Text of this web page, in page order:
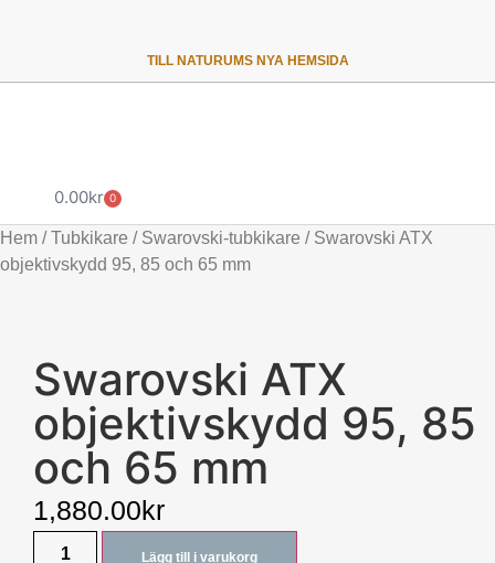
TILL NATURUMS NYA HEMSIDA
0.00kr 0
Hem /Tubkikare / Swarovski-tubkikare / Swarovski ATX
objektivskydd 95, 85 och 65 mm
Swarovski ATX
objektivskydd 95, 85
och 65 mm
1,880.00kr
Lägg till i varukorg